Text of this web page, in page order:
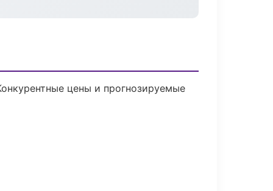
цены и прогнозируемые